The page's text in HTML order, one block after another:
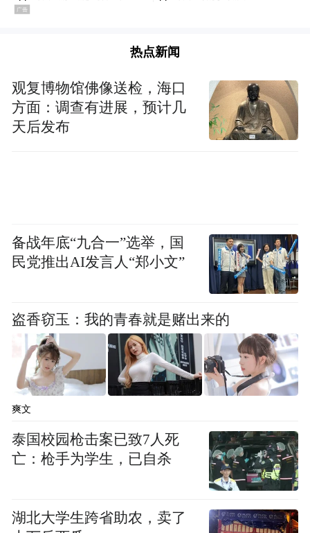
图为冯先生经营酒店的营业执照 图源|网络
客与过路客源勉强维持运转。
房价常年停留在50到80元的区间，靠旺季补
贴淡季，凑够水电费和一家人的开销，生活
不算容易。
他从来没想过，自己这家开在县城里的小旅
馆，会和知名连锁品牌 “如家” 扯上侵权官
司。
在他看来，两者的规模、定价、客群天差地
冯先生对媒体表示“就像人家开法拉利，我们
热点新闻
观复博物馆佛像送检，海口
方面：调查有进展，预计几
天后发布
备战年底“九合一”选举，国
民党推出AI发言人“郑小文”
盗香窃玉：我的青春就是赌出来的
爽文
泰国校园枪击案已致7人死
亡：枪手为学生，已自杀
湖北大学生跨省助农，卖了